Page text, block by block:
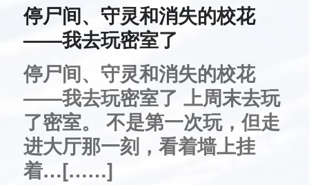
器，
跑
400
天
了
停尸间、守灵和消失的校花
——我去玩密室了
停尸间、守灵和消失的校花
——我去玩密室了 上周末去玩
了密室。 不是第一次玩，但走
进大厅那一刻，看着墙上挂
着…[……]